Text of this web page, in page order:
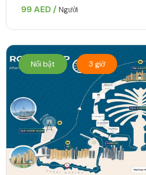
99 AED / Người
Nổi bật 3 giờ